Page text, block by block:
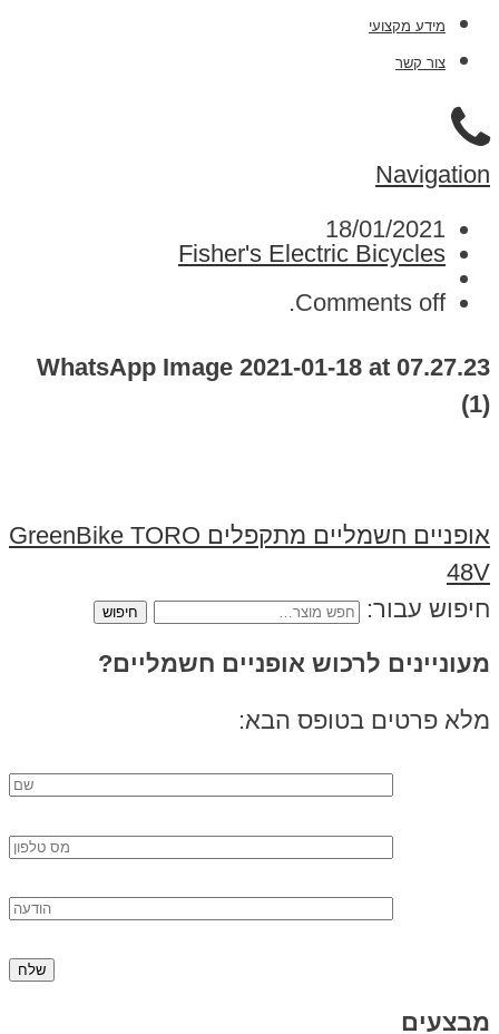
מידע מקצועי
צור קשר
Navigation
18/01/2021
Fisher's Electric Bicycles
Comments off.
WhatsApp Image 2021-01-18 at 07.27.23
(1)
אופניים חשמליים מתקפלים GreenBike TORO
48V
חיפוש עבור:
מעוניינים לרכוש אופניים חשמליים?
מלא פרטים בטופס הבא:
מבצעים